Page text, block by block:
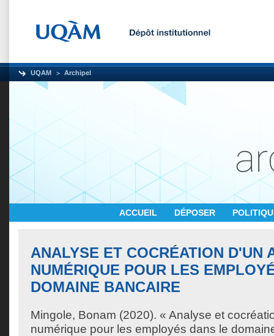
UQAM Archipel
ACCUEIL DÉPOSER
ANALYSE ET COCRÉATION D'UN
NUMÉRIQUE POUR LES
DOMAINE BANCAIRE
Mingole, Bonam (2020). « Analyse et
numérique pour les employés dans le